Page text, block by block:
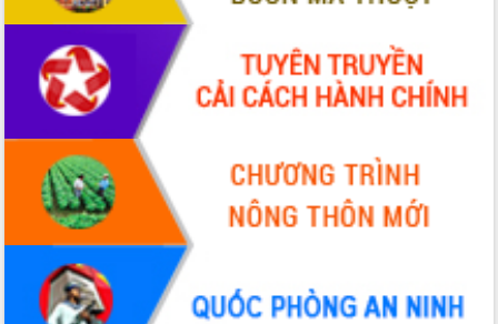
Bàn giải pháp tháo gỡ khó khăn trong
xuất khẩu sầu riêng và triển khai quy
định EUDR
Thứ trưởng Bộ Nông nghiệp và Môi
trường Nguyễn Hoàng Hiệp khảo sát
vùng trồng và doanh nghiệp đóng gói
sầu riêng tại Đắk Lắk
Trình diễn nghệ thuật chế biến các
món ăn từ sầu riêng
Đắk Lắk công bố Quy hoạch và xúc
tiến đầu tư tỉnh
Ngành cá ngừ Đắk Lắk chủ động thích
ứng để giữ vững thị trường xuất khẩu
LIÊN KẾT WEB